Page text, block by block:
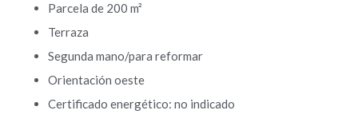
Parcela de 200 m²
Terraza
Segunda mano/para reformar
Orientación oeste
Certificado energético: no indicado